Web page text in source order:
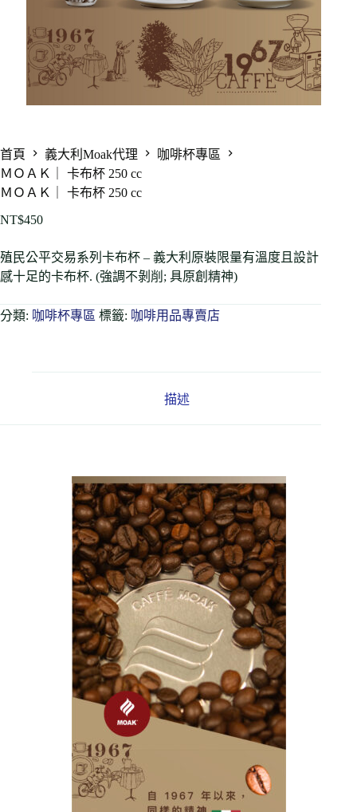
首頁 義大利Moak代理
咖啡杯專區
ＭＯＡＫ｜ 卡布杯 250 cc
ＭＯＡＫ｜ 卡布杯 250 cc
NT$450
殖民公平交易系列卡布杯 – 義大利原裝限量有溫度且設計
感十足的卡布杯. (強調不剝削; 具原創精神)
分類: 咖啡杯專區 標籤: 咖啡用品專賣店
描述